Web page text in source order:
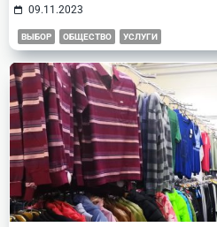
09.11.2023
ВЫБОР ОБЩЕСТВО УСЛУГИ